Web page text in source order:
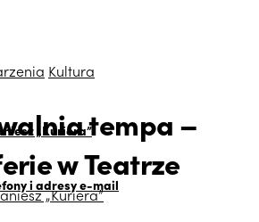
„Kuriera”
i adresy e-mail
„Kuriera”
Kultura
tempa –
w Teatrze